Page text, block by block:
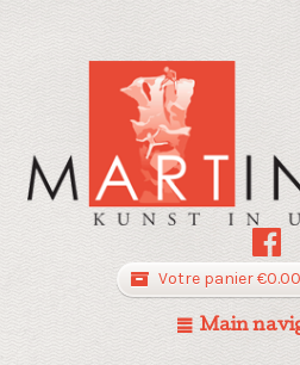
Votre panier€0.00
Main